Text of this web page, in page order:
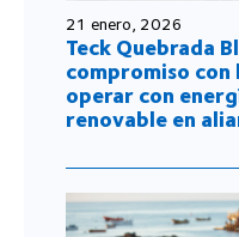
21 enero, 2026
Teck Quebrada
compromiso
operar con
renovable en